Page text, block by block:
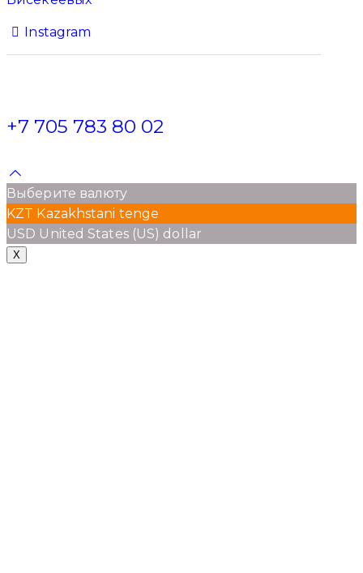
Instagram
+7 705 783 80 02
Выберите валюту
KZT Kazakhstani tenge
USD United States (US) dollar
X